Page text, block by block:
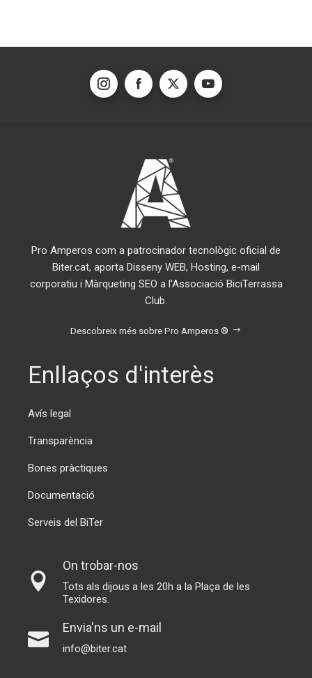
Pro Amperos com a patrocinador tecnològic oficial de
Biter.cat, aporta Disseny WEB, Hosting, e-mail
corporatiu i Màrqueting SEO a l'Associació BiciTerrassa
Club.
Descobreix més sobre Pro Amperos ®
Enllaços d'interès
Avís legal
Transparència
Bones pràctiques
Documentació
Serveis del BiTer
On trobar-nos
Tots als dijous a les 20h a la Plaça de les
Texidores.
Envia'ns un e-mail
info@biter.cat